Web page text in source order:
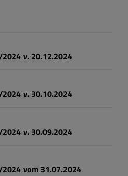
v. 20.12.2024
v. 30.10.2024
v. 30.09.2024
vom 31.07.2024